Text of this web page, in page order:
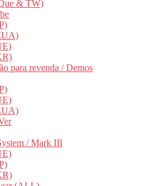
& TW)
para revenda / Demos
/ Mark III